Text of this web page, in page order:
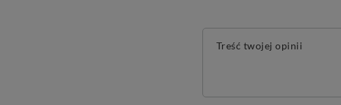
Treść twojej opinii